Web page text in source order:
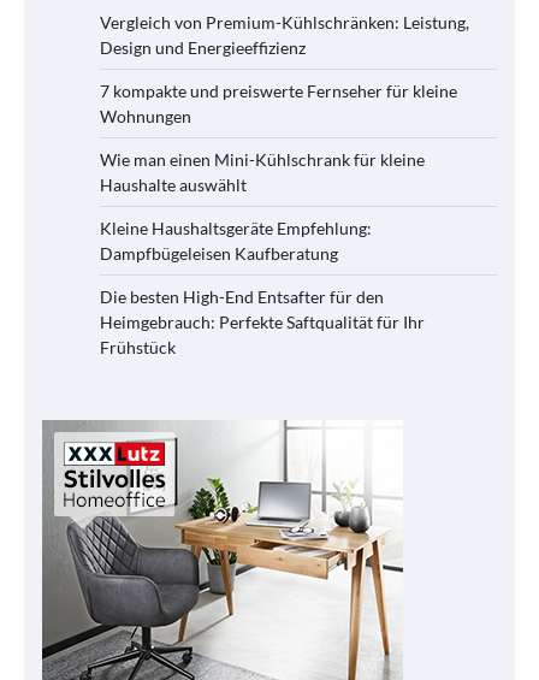
Vergleich von Premium-Kühlschränken: Leistung,
Design und Energieeffizienz
7 kompakte und preiswerte Fernseher für kleine
Wohnungen
Wie man einen Mini-Kühlschrank für kleine
Haushalte auswählt
Kleine Haushaltsgeräte Empfehlung:
Dampfbügeleisen Kaufberatung
Die besten High-End Entsafter für den
Heimgebrauch: Perfekte Saftqualität für Ihr
Frühstück